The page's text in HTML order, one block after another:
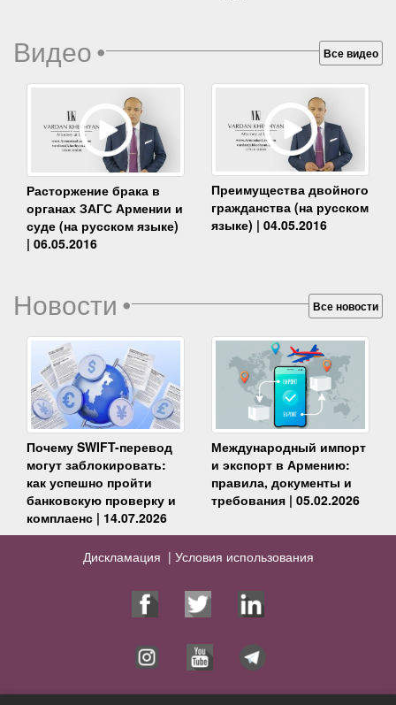
Видео• Все видео
Расторжение брака в
органах ЗАГС Армении и
суде (на русском языке)
| 06.05.2016
Преимущества двойного
гражданства (на русском
языке) | 04.05.2016
Новости• Все новости
Почему SWIFT-перевод
могут заблокировать:
как успешно пройти
банковскую проверку и
комплаенс | 14.07.2026
Международный импорт
и экспорт в Армению:
правила, документы и
требования | 05.02.2026
Дискламация | Условия использования